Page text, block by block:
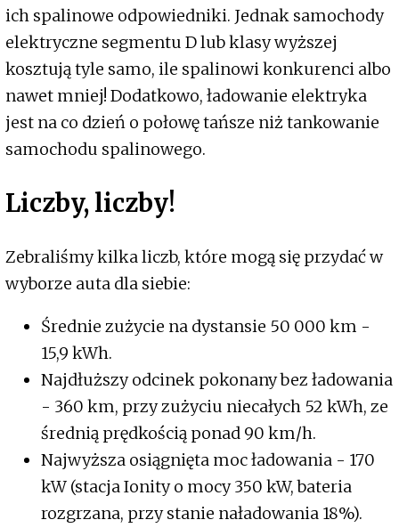
ich spalinowe odpowiedniki. Jednak samochody
elektryczne segmentu D lub klasy wyższej
kosztują tyle samo, ile spalinowi konkurenci albo
nawet mniej! Dodatkowo, ładowanie elektryka
jest na co dzień o połowę tańsze niż tankowanie
samochodu spalinowego.
Liczby, liczby!
Zebraliśmy kilka liczb, które mogą się przydać w
wyborze auta dla siebie:
Średnie zużycie na dystansie 50 000 km -
15,9 kWh.
Najdłuższy odcinek pokonany bez ładowania
- 360 km, przy zużyciu niecałych 52 kWh, ze
średnią prędkością ponad 90 km/h.
Najwyższa osiągnięta moc ładowania - 170
kW (stacja Ionity o mocy 350 kW, bateria
rozgrzana, przy stanie naładowania 18%).